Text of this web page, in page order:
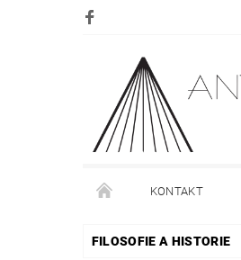
KONTAKT
DOPRAVA PLATBA
FILOSOFIE A HISTORIE